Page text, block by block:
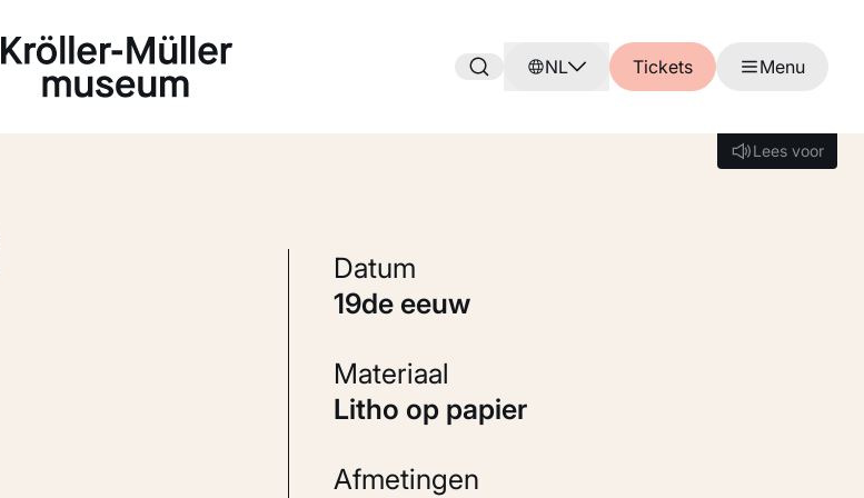
NL Tickets Menu
Lees voor
Lees voor
Datum
19de eeuw
Materiaal
Litho op papier
Afmetingen